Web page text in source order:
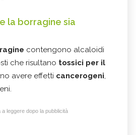
la borragine sia
contengono alcaloidi
che risultano tossici per il
avere effetti cancerogeni,
a leggere dopo la pubblicità